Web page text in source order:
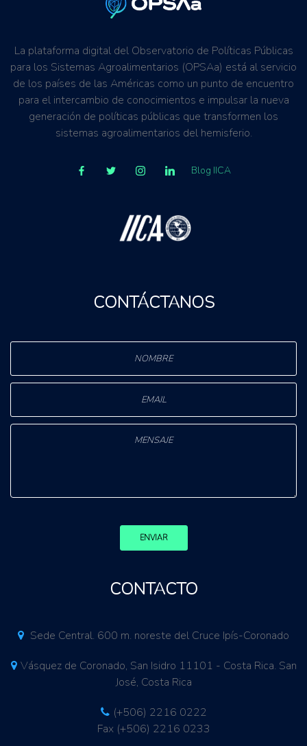
La plataforma digital del Observatorio de Políticas Públicas
para los Sistemas Agroalimentarios (OPSAa) está al servicio
de los países de las Américas como un punto de encuentro
para el intercambio de conocimientos e impulsar la nueva
generación de políticas públicas que transformen los
sistemas agroalimentarios del hemisferio.
Blog IICA
CONTÁCTANOS
ENVIAR
CONTACTO
Sede Central. 600 m. noreste del Cruce Ipís-Coronado
Vásquez de Coronado, San Isidro 11101 - Costa Rica. San
José, Costa Rica
(+506) 2216 0222
Fax (+506) 2216 0233